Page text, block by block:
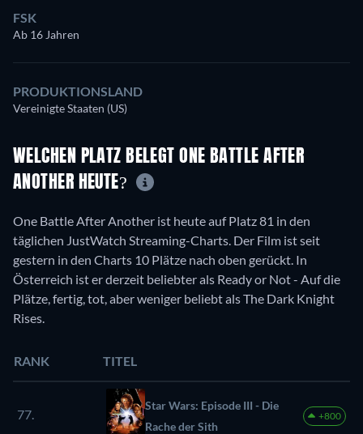
FSK
Ab 16 Jahren
PRODUKTIONSLAND
Vereinigte Staaten (US)
WELCHEN PLATZ BELEGT ONE BATTLE AFTER
ANOTHER HEUTE?
One Battle After Another ist heute auf Platz 81 in den
täglichen JustWatch Streaming-Charts. Der Film ist seit
gestern in den Charts 10 Plätze nach oben gerückt. In
Österreich ist er derzeit beliebter als Ready or Not - Auf die
Plätze, fertig, tot, aber weniger beliebt als The Dark Knight
Rises.
RANK TITEL
77.
Star Wars: Episode III - Die
Rache der Sith
+800